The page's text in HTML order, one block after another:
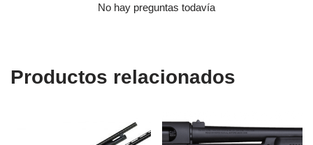
No hay preguntas todavía
Productos relacionados